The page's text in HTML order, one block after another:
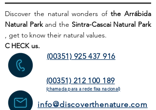
Discover the natural wonders ofthe Arrábida
Natural Parkand the Sintra-Cascai Natural Park
, get to know their natural values.
C HECK us.
(00351) 925 437 916
(00351) 212 100 189
(chamada para a rede fixa nacional)
info@discoverthenature.com